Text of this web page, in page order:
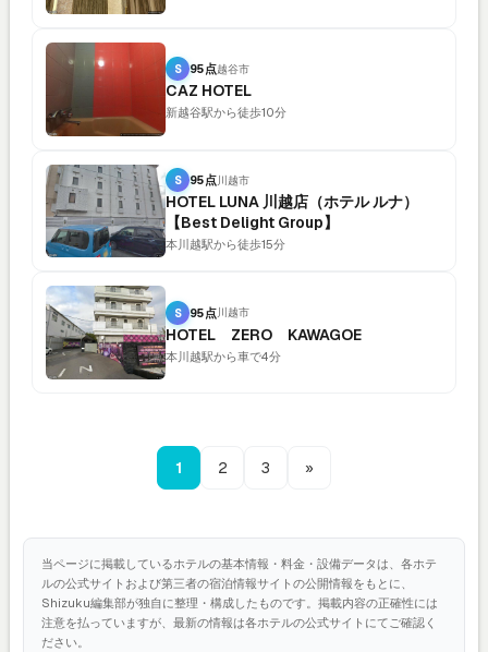
S 95点越谷市
CAZ HOTEL
新越谷駅から徒歩10分
S 95点川越市
HOTEL LUNA 川越店（ホテル ルナ）
【Best Delight Group】
本川越駅から徒歩15分
S 95点川越市
HOTEL ZERO KAWAGOE
本川越駅から車で4分
1 2 3 »
当ページに掲載しているホテルの基本情報・料金・設備データは、各ホテ
ルの公式サイトおよび第三者の宿泊情報サイトの公開情報をもとに、
Shizuku編集部が独自に整理・構成したものです。掲載内容の正確性には
注意を払っていますが、最新の情報は各ホテルの公式サイトにてご確認く
ださい。